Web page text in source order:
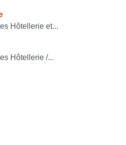
Hôtellerie et...
Hôtellerie /...